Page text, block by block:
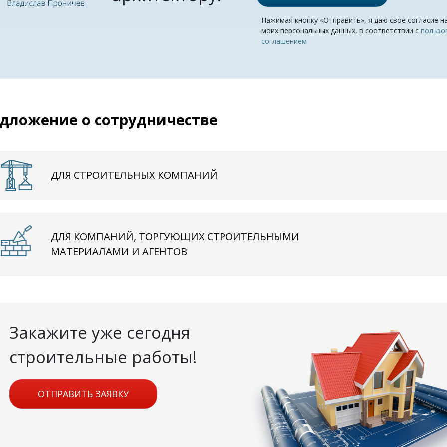
Нажимая кнопку «Отправить», я даю свое согласие
моих персональных данных, в соответствии с
соглашением
о сотрудничестве
ДЛЯ СТРОИТЕЛЬНЫХ КОМПАНИЙ
ДЛЯ КОМПАНИЙ, ТОРГУЮЩИХ СТРОИТЕЛЬНЫМИ
МАТЕРИАЛАМИ И АГЕНТОВ
Закажите уже сегодня
строительные работы!
ОТПРАВИТЬ ЗАЯВКУ